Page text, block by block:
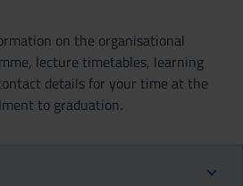
on the organisational
lecture timetables, learning
details for your time at the
to graduation.